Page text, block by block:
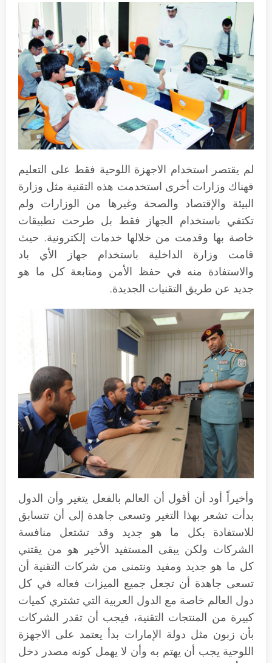
لم يقتصر استخدام الاجهزة اللوحية فقط على التعليم
فهناك وزارات أخرى استخدمت هذه التقنية مثل وزارة
البيئة والإقتصاد والصحة وغيرها من الوزارات ولم
تكتفي باستخدام الجهاز فقط بل طرحت تطبيقات
خاصة بها وقدمت من خلالها خدمات إلكترونية. حيث
قامت وزارة الداخلية باستخدام جهاز الأي باد
والاستفادة منه في حفظ الأمن ومتابعة كل ما هو
جديد عن طريق التقنيات الجديدة.
وأخيراً أود أن أقول أن العالم بالفعل يتغير وأن الدول
بدأت تشعر بهذا التغير وتسعى جاهدة إلى أن تتسابق
للاستفادة بكل ما هو جديد وقد تشتعل منافسة
الشركات ولكن يبقى المستفيد الأخير هو من يقتني
كل ما هو جديد ومفيد ونتمنى من شركات التقنية أن
تسعى جاهدة أن تجعل جميع الميزات فعاله في كل
دول العالم خاصة مع الدول العربية التي تشتري كميات
كبيرة من المنتجات التقنية، فيجب أن تقدر الشركات
بأن زبون مثل دولة الإمارات بدأ يعتمد على الاجهزة
اللوحية يجب أن يهتم به وأن لا يهمل كونه مصدر دخل